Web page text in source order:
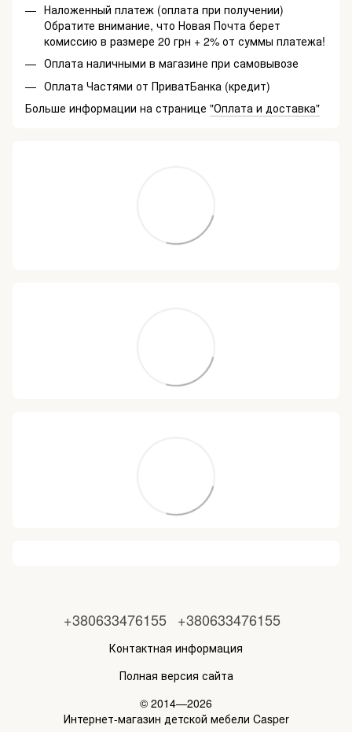
Наложенный платеж (оплата при получении)
Обратите внимание, что Новая Почта берет
комиссию в размере 20 грн + 2% от суммы платежа!
Оплата наличными в магазине при самовывозе
Оплата Частями от ПриватБанка (кредит)
Больше информации на странице "Оплата и доставка"
+380633476155 +380633476155
Контактная информация
Полная версия сайта
© 2014—2026
Интернет-магазин детской мебели Casper